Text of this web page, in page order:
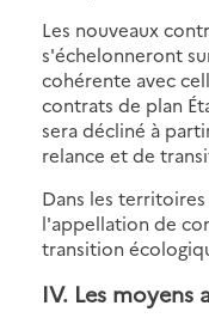
Les nouveaux
s'échelonneront
cohérente avec
contrats de plan
sera décliné à
relance et de
Dans les
l'appellation de
transition
IV. Les